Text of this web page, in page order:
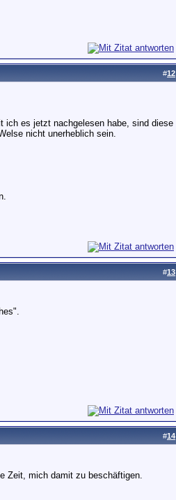
#12
ich es jetzt nachgelesen habe, sind diese
nicht unerheblich sein.
#13
#14
Zeit, mich damit zu beschäftigen.